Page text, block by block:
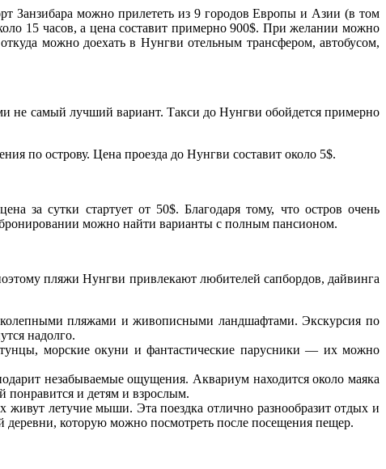
Занзибара можно прилететь из 9 городов Европы и Азии (в том
15 часов, а цена составит примерно 900$. При желании можно
можно доехать в Нунгви отельным трансфером, автобусом,
не самый лучший вариант. Такси до Нунгви обойдется примерно
по острову. Цена проезда до Нунгви составит около 5$.
за сутки стартует от 50$. Благодаря тому, что остров очень
бронировании можно найти варианты с полным пансионом.
пляжи Нунгви привлекают любителей сапбордов, дайвинга
пляжами и живописными ландшафтами. Экскурсия по
надолго.
морские окуни и фантастические парусники — их можно
незабываемые ощущения. Аквариум находится около маяка
понравится и детям и взрослым.
летучие мыши. Эта поездка отлично разнообразит отдых и
деревни, которую можно посмотреть после посещения пещер.